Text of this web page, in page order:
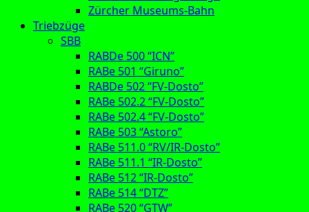
Zürcher Museums-Bahn
Triebzüge
SBB
RABDe 500 “ICN”
RABe 501 “Giruno”
RABDe 502 “FV-Dosto”
RABe 502.2 “FV-Dosto”
RABe 502.4 “FV-Dosto”
RABe 503 “Astoro”
RABe 511.0 “RV/IR-Dosto”
RABe 511.1 “IR-Dosto”
RABe 512 “IR-Dosto”
RABe 514 “DTZ”
RABe 520 “GTW”